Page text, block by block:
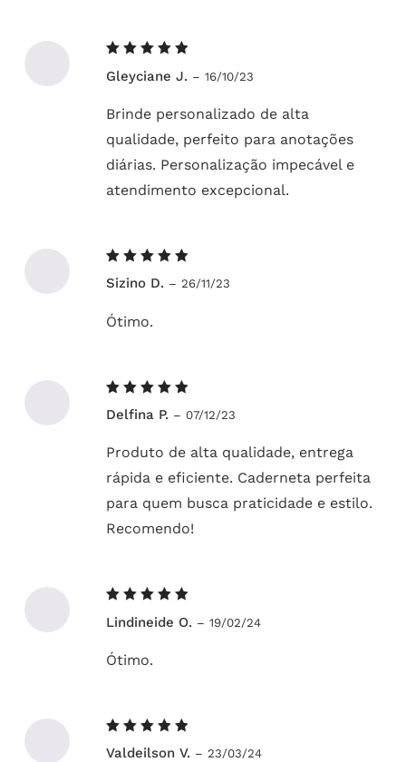
5de 5
Gleyciane J. – 16/10/23
Brinde personalizado de alta
qualidade, perfeito para anotações
diárias. Personalização impecável e
atendimento excepcional.
5de 5
Sizino D. – 26/11/23
Ótimo.
5de 5
Delfina P. – 07/12/23
Produto de alta qualidade, entrega
rápida e eficiente. Caderneta perfeita
para quem busca praticidade e estilo.
Recomendo!
5de 5
Lindineide O. – 19/02/24
Ótimo.
5de 5
Valdeilson V. – 23/03/24